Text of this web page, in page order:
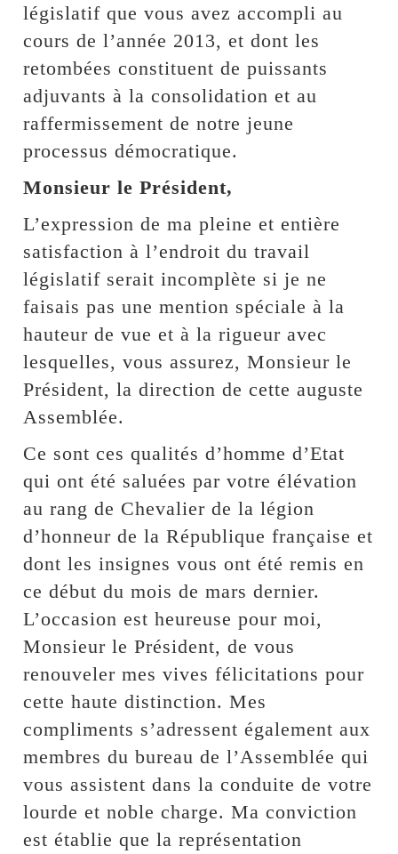
législatif que vous avez accompli au
cours de l’année 2013, et dont les
retombées constituent de puissants
adjuvants à la consolidation et au
raffermissement de notre jeune
processus démocratique.
Monsieur le Président,
L’expression de ma pleine et entière
satisfaction à l’endroit du travail
législatif serait incomplète si je ne
faisais pas une mention spéciale à la
hauteur de vue et à la rigueur avec
lesquelles, vous assurez, Monsieur le
Président, la direction de cette auguste
Assemblée.
Ce sont ces qualités d’homme d’Etat
qui ont été saluées par votre élévation
au rang de Chevalier de la légion
d’honneur de la République française et
dont les insignes vous ont été remis en
ce début du mois de mars dernier.
L’occasion est heureuse pour moi,
Monsieur le Président, de vous
renouveler mes vives félicitations pour
cette haute distinction. Mes
compliments s’adressent également aux
membres du bureau de l’Assemblée qui
vous assistent dans la conduite de votre
lourde et noble charge. Ma conviction
est établie que la représentation